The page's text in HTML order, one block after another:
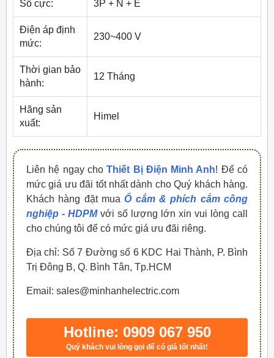
Số cực: 3P + N + E
Điện áp định
mức:
230~400 V
Thời gian bảo
hành:
12 Tháng
Hãng sản
xuất:
Himel
Liên hệ ngay choThiết Bị Điện Minh Anh! Để có
mức giá ưu đãi tốt nhất dành cho Quý khách hàng.
Khách hàng đặt muaỔ cắm & phích cắm công
nghiệp - HDPM với số lượng lớn xin vui lòng call
cho chúng tôi để có mức giá ưu đãi riêng.
Địa chỉ: Số 7 Đường số 6 KDC Hai Thành, P. Bình
Trị Đông B, Q. Bình Tân, Tp.HCM
Email: sales@minhanhelectric.com
Hotline: 0909 067 950
Quý khách vui lòng gọi để có giá tốt nhất!